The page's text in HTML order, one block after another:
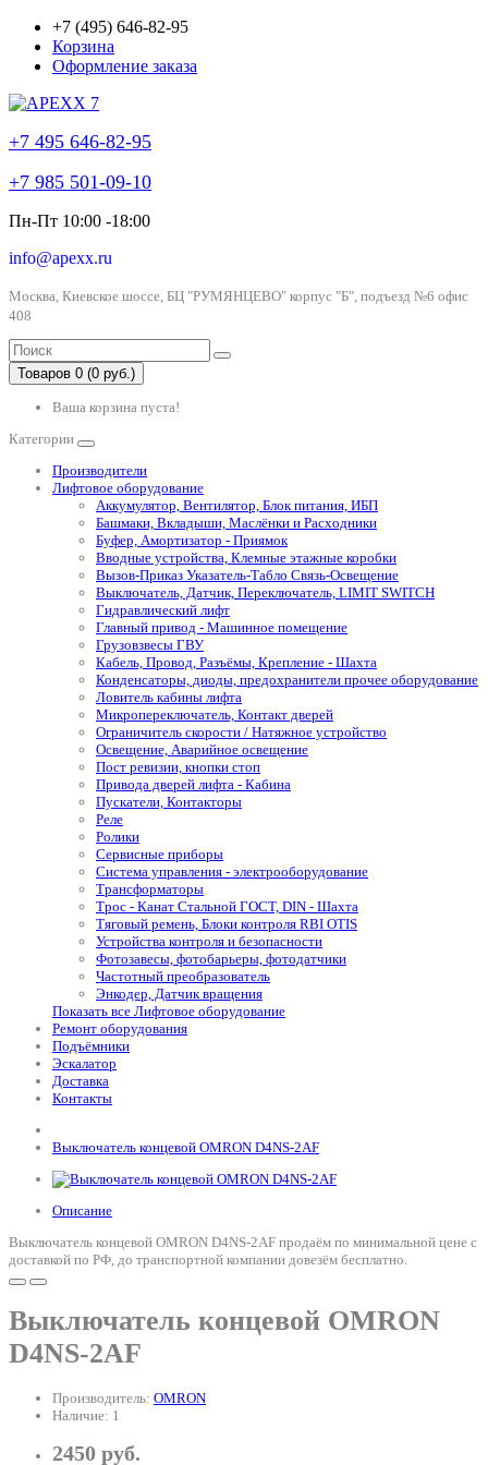
+7 (495) 646-82-95
Корзина
Оформление заказа
+7 495 646-82-95
+7 985 501-09-10
Пн-Пт 10:00 -18:00
info@apexx.ru
Москва, Киевское шоссе, БЦ "РУМЯНЦЕВО" корпус "Б", подъезд №6 офис
408
Товаров 0 (0 руб.)
Ваша корзина пуста!
Категории
Производители
Лифтовое оборудование
Аккумулятор, Вентилятор, Блок питания, ИБП
Башмаки, Вкладыши, Маслёнки и Расходники
Буфер, Амортизатор - Приямок
Вводные устройства, Клемные этажные коробки
Вызов-Приказ Указатель-Табло Связь-Освещение
Выключатель, Датчик, Переключатель, LIMIT SWITCH
Гидравлический лифт
Главный привод - Машинное помещение
Грузовзвесы ГВУ
Кабель, Провод, Разъёмы, Крепление - Шахта
Конденсаторы, диоды, предохранители прочее оборудование
Ловитель кабины лифта
Микропереключатель, Контакт дверей
Ограничитель скорости / Натяжное устройство
Освещение, Аварийное освещение
Пост ревизии, кнопки стоп
Привода дверей лифта - Кабина
Пускатели, Контакторы
Реле
Ролики
Сервисные приборы
Система управления - электрооборудование
Трансформаторы
Трос - Канат Стальной ГОСТ, DIN - Шахта
Тяговый ремень, Блоки контроля RBI OTIS
Устройства контроля и безопасности
Фотозавесы, фотобарьеры, фотодатчики
Частотный преобразователь
Энкодер, Датчик вращения
Показать все Лифтовое оборудование
Ремонт оборудования
Подъёмники
Эскалатор
Доставка
Контакты
Выключатель концевой OMRON D4NS-2AF
Описание
Выключатель концевой OMRON D4NS-2AF продаём по минимальной цене с
доставкой по РФ, до транспортной компании довезём бесплатно.
Выключатель концевой OMRON
D4NS-2AF
Производитель: OMRON
Наличие: 1
2450 руб.